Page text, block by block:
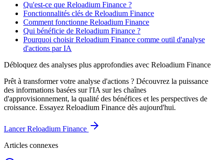
Qu'est-ce que Reloadium Finance ?
Fonctionnalités clés de Reloadium Finance
Comment fonctionne Reloadium Finance
Qui bénéficie de Reloadium Finance ?
Pourquoi choisir Reloadium Finance comme outil d'analyse
d'actions par IA
Débloquez des analyses plus approfondies avec Reloadium Finance
Prêt à transformer votre analyse d'actions ? Découvrez la puissance
des informations basées sur l'IA sur les chaînes
d'approvisionnement, la qualité des bénéfices et les perspectives de
croissance. Essayez Reloadium Finance dès aujourd'hui.
Lancer Reloadium Finance
Articles connexes